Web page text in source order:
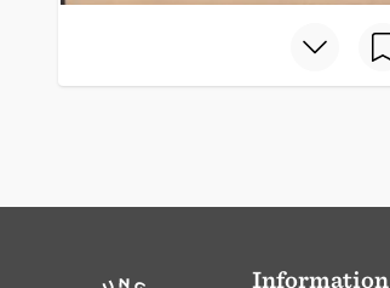
Information